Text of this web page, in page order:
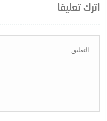
اترك تعليقاً